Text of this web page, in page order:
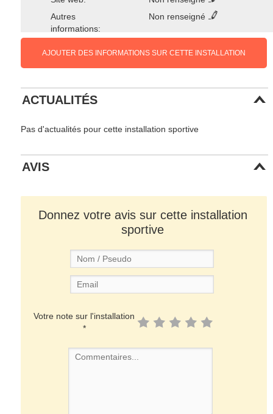
Autres
informations:
Non renseigné
AJOUTER DES INFORMATIONS SUR CETTE INSTALLATION
ACTUALITÉS
Pas d'actualités pour cette installation sportive
AVIS
Donnez votre avis sur cette installation
sportive
Votre note sur l'installation
*